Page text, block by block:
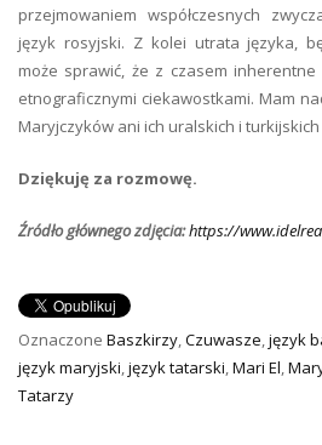
przejmowaniem współczesnych
język rosyjski. Z kolei utrata języka,
może sprawić, że z czasem
etnograficznymi ciekawostkami. Mam
Maryjczyków ani ich uralskich i
Dziękuję za rozmowę.
Źródło głównego zdjęcia:https://
Oznaczone Baszkirzy,Czuwasze,język
język maryjski,język tatarski,Mari El,
Tatarzy